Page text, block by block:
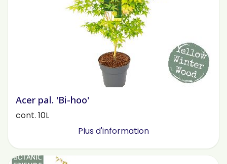
Acer pal. 'Bi-hoo'
cont. 10L
Plus d'information